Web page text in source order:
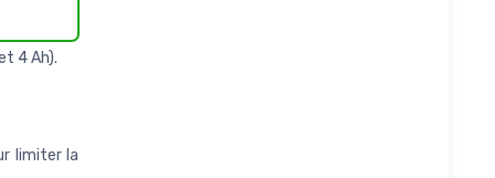
4 Ah).
limiter la